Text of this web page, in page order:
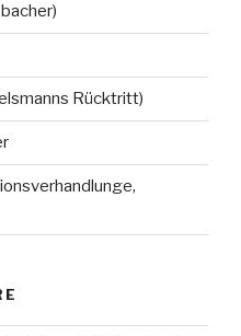
Rücktritt)